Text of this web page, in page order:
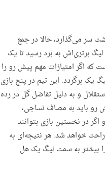
سر می‌گذارد، حالا در جمع
برتری‌اش به برد رسید تا یک
که اگر امتیازات مهم پیش رو را
یک برگردد. این تیم در پنج بازی
و به دلیل تفاضل گل در رده
رو باید به مصاف نساجی،
در نخستین بازی بتوانند
خواهد شد. هر نتیجه‌ای به
بیشتر به سمت لیگ یک هل